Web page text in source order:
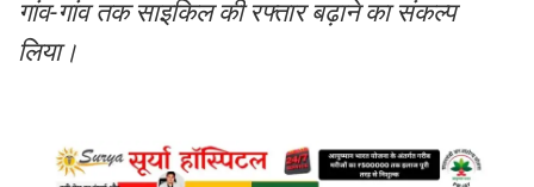
गांव-गांव तक साइकिल की रफ्तार बढ़ाने का संकल्प
लिया।